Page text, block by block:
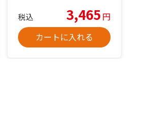
税込 3,465 円
カートに入れる